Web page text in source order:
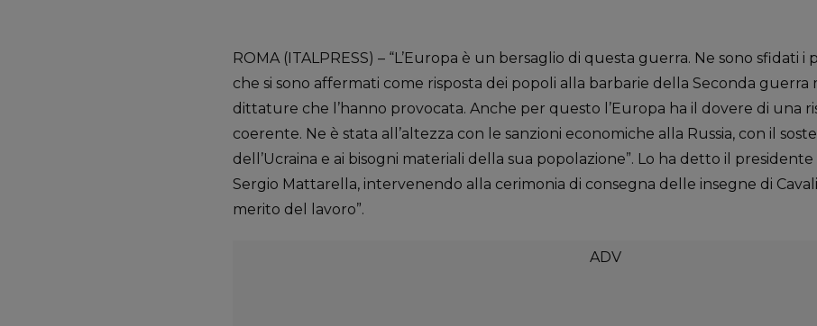
ROMA (ITALPRESS) – “L’Europa è un bersaglio di questa guerra. Ne sono sfidati i
che si sono affermati come risposta dei popoli alla barbarie della Seconda guerra
dittature che l’hanno provocata. Anche per questo l’Europa ha il dovere di una
coerente. Ne è stata all’altezza con le sanzioni economiche alla Russia, con il
dell’Ucraina e ai bisogni materiali della sua popolazione”. Lo ha detto il
Sergio Mattarella, intervenendo alla cerimonia di consegna delle insegne di
merito del lavoro”.